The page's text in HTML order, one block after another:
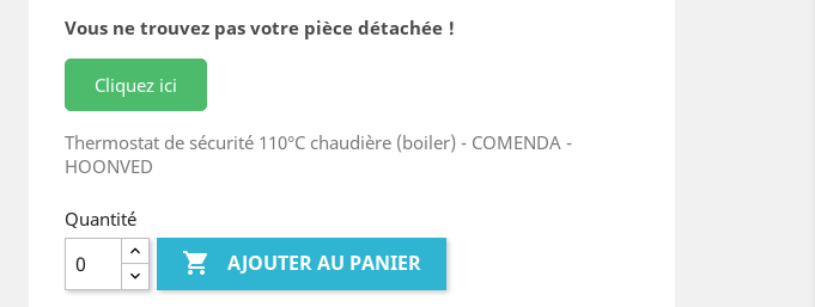
Vous ne trouvez pas votre pièce détachée !
Cliquez ici
Thermostat de sécurité 110°C chaudière (boiler) - COMENDA -
HOONVED
Quantité
 AJOUTER AU PANIER